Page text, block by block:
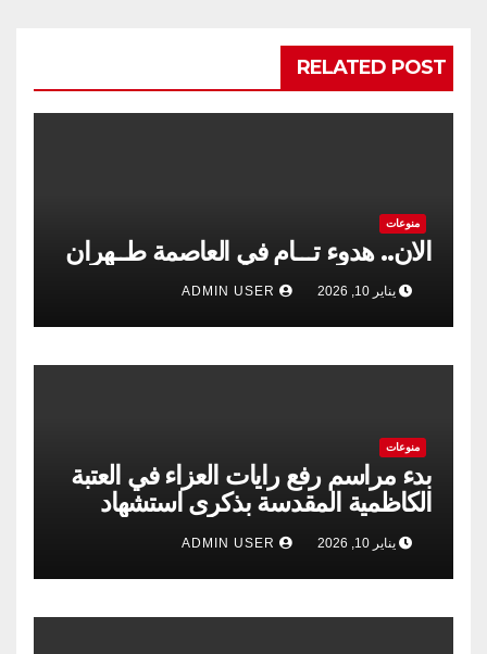
RELATED POST
منوعات
الان.. هدوء تـــام في العاصمة طــهران
يناير 10, 2026
منوعات
بدء مراسم رفع رايات العزاء في العتبة
الكاظمية المقدسة بذكرى استشهاد
الإمام الكاظم”عليه السلام”
يناير 10, 2026